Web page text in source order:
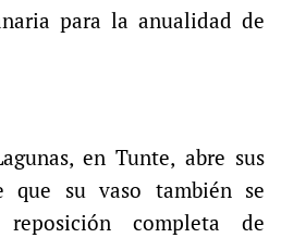
para la anualidad de
en Tunte, abre sus
que su vaso también se
completa de